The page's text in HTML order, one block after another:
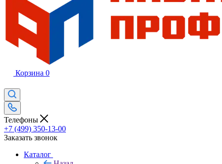
Корзина 0
Телефоны
+7 (499) 350-13-00
Заказать звонок
Каталог